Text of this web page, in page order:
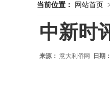
中国电视
当前位置： 网站首页
中新时
来源： 意大利侨网 日期：